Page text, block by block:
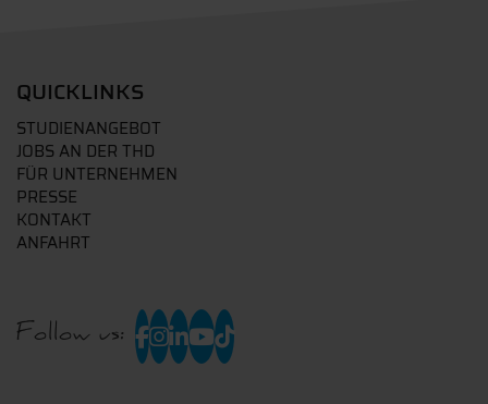
QUICKLINKS
STUDIENANGEBOT
JOBS AN DER THD
FÜR UNTERNEHMEN
PRESSE
KONTAKT
ANFAHRT
Follow us: